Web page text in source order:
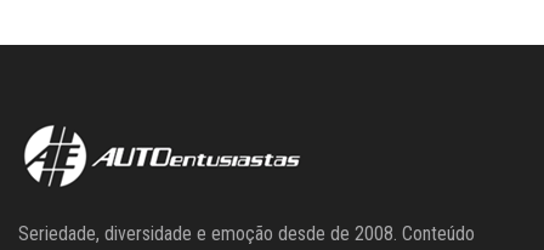
Seriedade, diversidade e emoção desde de 2008. Conteúdo